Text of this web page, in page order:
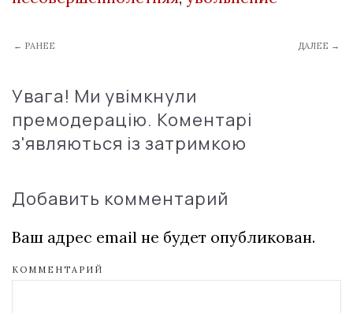
← РАНЕЕ ДАЛЕЕ →
Увага! Ми увімкнули
премодерацію. Коментарі
з'являються із затримкою
Добавить комментарий
Ваш адрес email не будет опубликован.
КОММЕНТАРИЙ